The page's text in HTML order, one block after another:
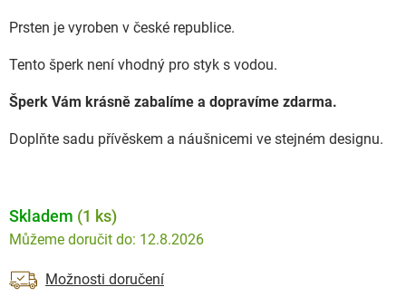
Prsten je vyroben v české republice.
Tento šperk není vhodný pro styk s vodou.
Šperk Vám krásně zabalíme a dopravíme zdarma.
Doplňte sadu přívěskem a náušnicemi ve stejném designu.
Skladem (1 ks)
12.8.2026
Možnosti doručení